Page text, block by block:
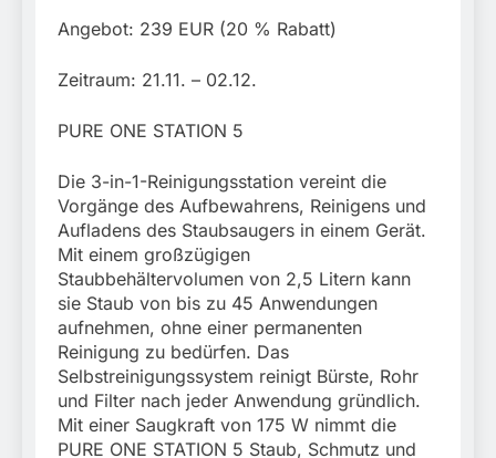
Angebot: 239 EUR (20 % Rabatt)
Zeitraum: 21.11. – 02.12.
PURE ONE STATION 5
Die 3-in-1-Reinigungsstation vereint die
Vorgänge des Aufbewahrens, Reinigens und
Aufladens des Staubsaugers in einem Gerät.
Mit einem großzügigen
Staubbehältervolumen von 2,5 Litern kann
sie Staub von bis zu 45 Anwendungen
aufnehmen, ohne einer permanenten
Reinigung zu bedürfen. Das
Selbstreinigungssystem reinigt Bürste, Rohr
und Filter nach jeder Anwendung gründlich.
Mit einer Saugkraft von 175 W nimmt die
PURE ONE STATION 5 Staub, Schmutz und